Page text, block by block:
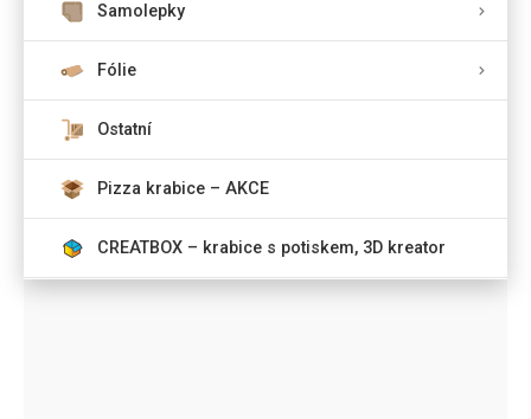
Samolepky
Fólie
Ostatní
Pizza krabice – AKCE
CREATBOX – krabice s potiskem, 3D kreator